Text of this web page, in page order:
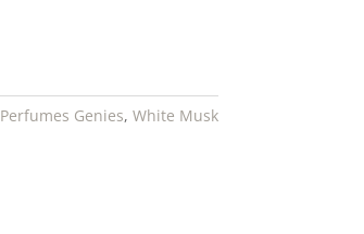
Perfumes Genies, White Musk